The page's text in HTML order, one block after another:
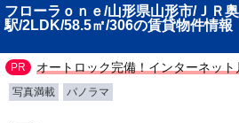
フローラｏｎｅ/山形県山形市/ＪＲ
駅/2LDK/58.5㎡/306の賃貸物件情報
オートロック完備！インターネッ
写真満載 パノラマ